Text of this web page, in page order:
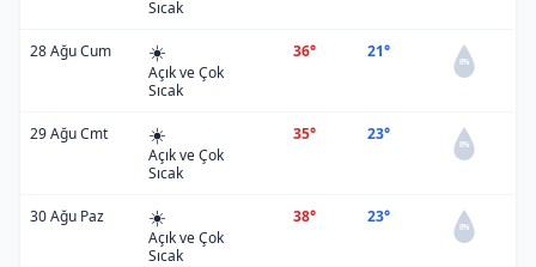
Sıcak
28 Ağu Cum ☀️
Açık ve Çok
Sıcak
36° 21°
0%
29 Ağu Cmt ☀️
Açık ve Çok
Sıcak
35° 23°
0%
30 Ağu Paz ☀️
Açık ve Çok
Sıcak
38° 23°
0%